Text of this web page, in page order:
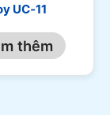
UC‑11
thêm